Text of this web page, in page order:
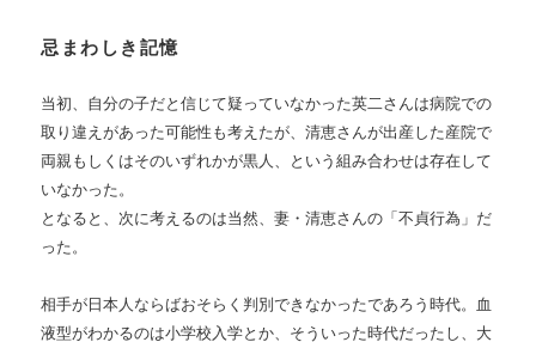
忌まわしき記憶
当初、自分の子だと信じて疑っていなかった英二さんは病院での
取り違えがあった可能性も考えたが、清恵さんが出産した産院で
両親もしくはそのいずれかが黒人、という組み合わせは存在して
いなかった。
となると、次に考えるのは当然、妻・清恵さんの「不貞行為」だ
った。
相手が日本人ならばおそらく判別できなかったであろう時代。血
液型がわかるのは小学校入学とか、そういった時代だったし、大